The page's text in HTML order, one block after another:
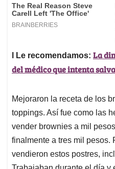
l Le recomendamos: La
del médico que intenta
Mejoraron la receta de los
toppings. Así fue como las
vender brownies a mil
finalmente a tres mil pesos.
vendieron estos postres,